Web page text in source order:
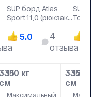
см
SUP борд Atlas
Sport 11,0 (рюкзак,
плавник Slide)
5.0
4
отзыва
110 кг
Максимальный
335
см
SUP
120